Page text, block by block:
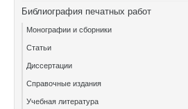
Библиография печатных работ
Монографии и сборники
Статьи
Диссертации
Справочные издания
Учебная литература